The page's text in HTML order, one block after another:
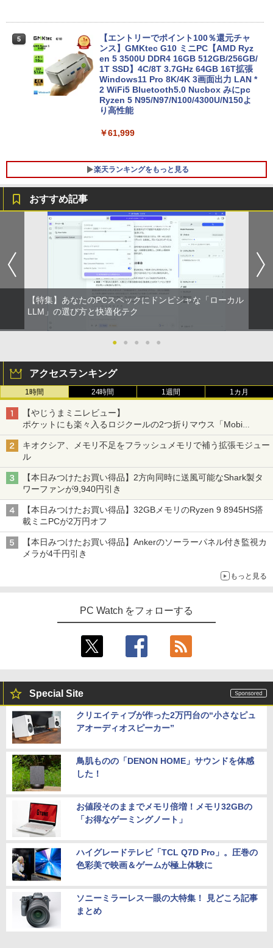
￥30,500
良品 フルHD 13.3インチ TOSHIBA dyna
book G83HU Windows11 卓越性能 第1
1世代Core i5-1135G7 16GB 爆速NVMe
式256GB-SSD カメラ 無線Wi-Fi6 リカバ
ン 中古パソコン 中古PC】税込送料無料
￥30,990
5
【エントリーでポイント100％還元チャ
ンス】GMKtec G10 ミニPC【AMD Ryz
en 5 3500U DDR4 16GB 512GB/256GB/
1T SSD】4C/8T 3.7GHz 64GB 16T拡張
Windows11 Pro 8K/4K 3画面出力 LAN *
2 WiFi5 Bluetooth5.0 Nucbox みにpc
Ryzen 5 N95/N97/N100/4300U/N150よ
り高性能
￥61,999
楽天ランキングをもっと見る
【お買い物マラソン 連動ポイントアッ
プ】エレコム モニターアーム 専用 モニ
ターマウントホルダー VESA穴無しモニ
ター用 アームなし ブラック ELECOM D
PA-DPK1327BK
￥1,850
2 サンワサプライ モニタアーム CR-LA301
3
Dell E1715S/17型パソコンPC モニター
薄型小型LED液晶モニタ /1280x1024(VG
A,DP) SXGA HD/VESA準拠/非光沢/入力
端子D-sub(VGA)/DisplayPort【整備済
￥6,980
【選べる2色 コスパ抜群】モバイルモニ
ター 15.6インチ フルHD 100%sRGB 非
光沢IPS パネル Type-C対応 miniHDMI V
HumanCentric マウンティングブラケッ
ト インテルNUC対応 VESAモニターアー
キングダム 80 （ヤングジャンプコミッ
クス） [ 原 泰久 ]
「こうして日本人だけが騙される」マス
￥2,970
3
妹は知っている（8） 【電子限定特典つ
き】 【電子書籍】[ 雁木万里 ]
￥792
4
盛土等防災マニュアルの解説 [ 盛土等防
災研究会 ]
￥20,900
おすすめ記事
【特集】あなたのPCスペックにドンピシャな「ローカル
LLM」の選び方と快適化テク
● ● ● ● ●
アクセスランキング
1時間 24時間 1週間 1カ月
【やじうまミニレビュー】
ポケットにも楽々入るロジクールの2つ折りマウス「Mobi
Fold」。その気になるギミックとは？
キオクシア、メモリ不足をフラッシュメモリで補う拡張モジュー
ル
【本日みつけたお買い得品】2方向同時に送風可能なShark製タ
ワーファンが9,940円引き
【本日みつけたお買い得品】32GBメモリのRyzen 9 8945HS搭
載ミニPCが2万円オフ
【本日みつけたお買い得品】Ankerのソーラーパネル付き監視カ
メラが4千円引き
もっと見る
PC Watch をフォローする
Special Site
クリエイティブが作った2万円台の“小さなピュ
アオーディオスピーカー”
鳥肌ものの「DENON HOME」サウンドを体感
した！
お値段そのままでメモリ倍増！メモリ32GBの
「お得なゲーミングノート」
ハイグレードテレビ「TCL Q7D Pro」。圧巻の
色彩美で映画＆ゲームが極上体験に
ソニーミラーレス一眼の大特集！ 見どころ記事
まとめ